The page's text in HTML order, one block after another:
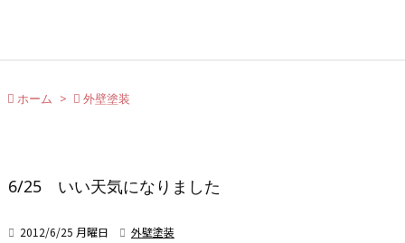
 ホーム >  外壁塗装
6/25 いい天気になりました
 2012/6/25 月曜日  外壁塗装